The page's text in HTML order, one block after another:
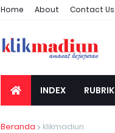
Home About Contact Us
INDEX RUBRIK
Beranda klikmadiun